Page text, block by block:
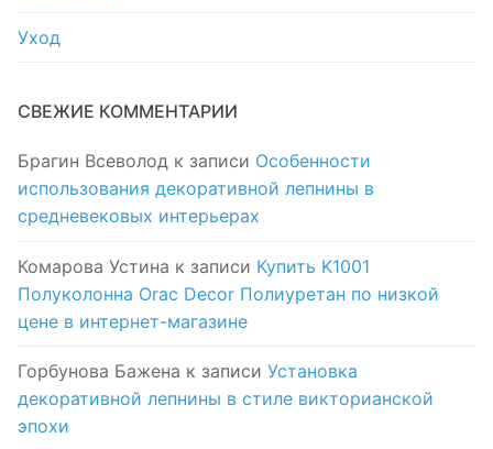
Уход
СВЕЖИЕ КОММЕНТАРИИ
Брагин Всеволод к записи Особенности
использования декоративной лепнины в
средневековых интерьерах
Комарова Устина к записи Купить K1001
Полуколонна Orac Decor Полиуретан по низкой
цене в интернет-магазине
Горбунова Бажена к записи Установка
декоративной лепнины в стиле викторианской
эпохи